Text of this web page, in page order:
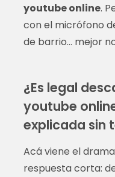
youtube online.
con el micrófono
de barrio… mejor
¿Es legal
youtube
explicada sin
Acá viene el
respuesta corta: